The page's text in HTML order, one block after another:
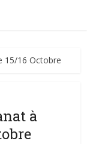
15/16 Octobre
à